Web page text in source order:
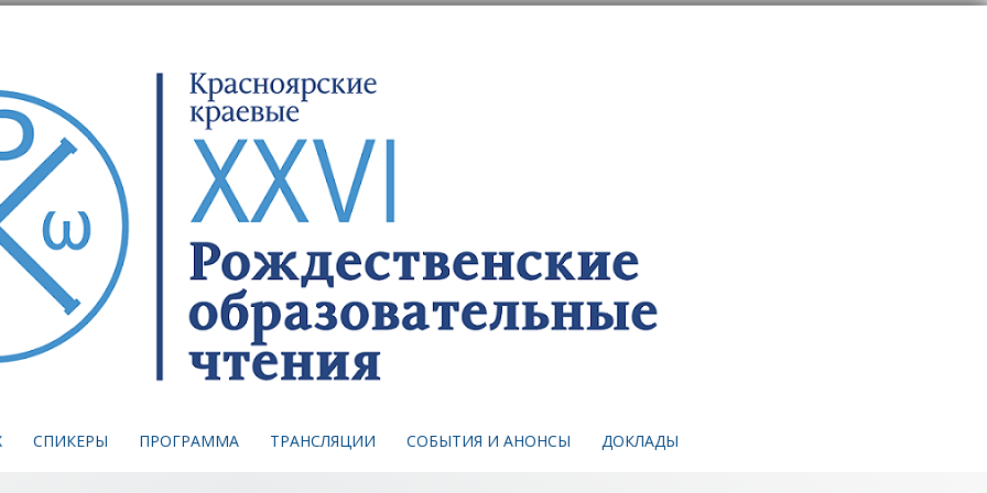
СПИКЕРЫ ПРОГРАММА ТРАНСЛЯЦИИ СОБЫТИЯ И АНОНСЫ ДОКЛАДЫ